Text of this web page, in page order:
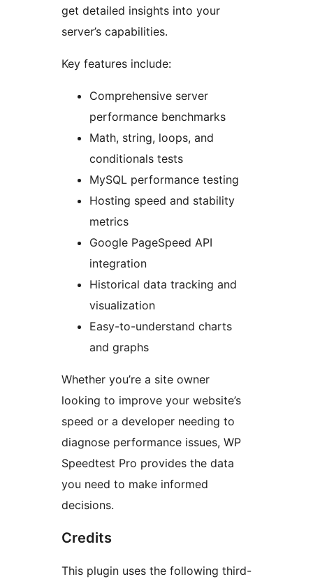
get detailed insights into your
server’s capabilities.
Key features include:
Comprehensive server
performance benchmarks
Math, string, loops, and
conditionals tests
MySQL performance testing
Hosting speed and stability
metrics
Google PageSpeed API
integration
Historical data tracking and
visualization
Easy-to-understand charts
and graphs
Whether you’re a site owner
looking to improve your website’s
speed or a developer needing to
diagnose performance issues, WP
Speedtest Pro provides the data
you need to make informed
decisions.
Credits
This plugin uses the following third-